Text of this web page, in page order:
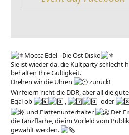
Mocca Edel - Die Ost Disko
Sie ist wieder da, die Kultparty schlecht
behalten Ihre Gültigkeit.
Drehen wir die Uhren
zurück!
Wir feiern nicht die DDR, aber all die
Egal ob
-, - oder
und Plattenunterhalter
Det
die Tanzfläche, die im Vorfeld vom
gewählt werden.